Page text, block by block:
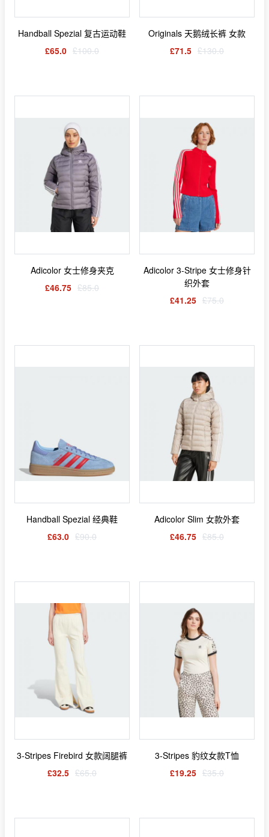
Handball Spezial 复古运动鞋
£65.0 £100.0
Originals 天鹅绒长裤 女款
£71.5 £130.0
Adicolor 女士修身夹克
£46.75 £85.0
Adicolor 3-Stripe 女士修身针
织外套
£41.25 £75.0
Handball Spezial 经典鞋
£63.0 £90.0
Adicolor Slim 女款外套
£46.75 £85.0
3-Stripes Firebird 女款阔腿裤
£32.5 £65.0
3-Stripes 豹纹女款T恤
£19.25 £35.0